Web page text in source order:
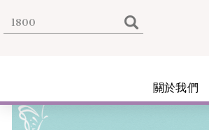
關於我們